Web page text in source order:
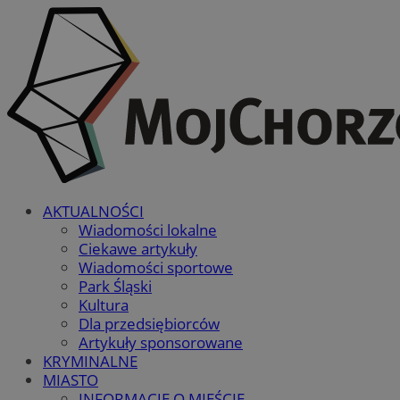
AKTUALNOŚCI
Wiadomości lokalne
Ciekawe artykuły
Wiadomości sportowe
Park Śląski
Kultura
Dla przedsiębiorców
Artykuły sponsorowane
KRYMINALNE
MIASTO